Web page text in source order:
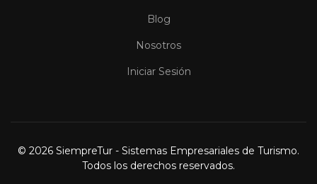
Blog
Nosotros
Iniciar Sesión
© 2026 SiempreTur - Sistemas Empresariales de Turismo.
Todos los derechos reservados.